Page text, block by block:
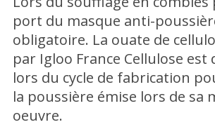
port du masque anti-
obligatoire. La ouate de
par Igloo France Cellulose est
lors du cycle de fabrication
la poussière émise lors de sa
oeuvre.